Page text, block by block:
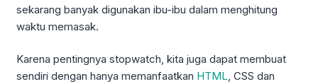
sekarang banyak digunakan ibu-ibu dalam menghitung
waktu memasak.
Karena pentingnya stopwatch, kita juga dapat membuat
sendiri dengan hanya memanfaatkan HTML, CSS dan